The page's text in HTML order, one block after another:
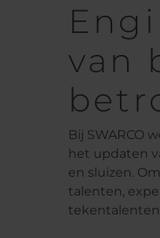
van
Bij SWARCO
het updaten
en sluizen.
talenten,
tekentalenten